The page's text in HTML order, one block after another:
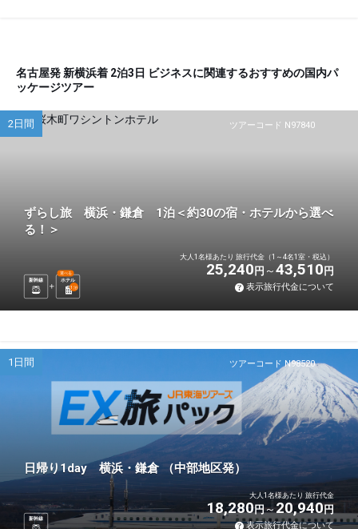
名古屋発 新横浜着 2泊3日 ビジネスに関連するおすすめの国内パ
ッケージツアー
ツアーコード N97840
2日間
ずらし旅 横浜・鎌倉 1泊＜約30の宿・ホテルから選べ
る！＞
新幹線 ホテル
選べる
1 泊
大人1名様あたり 旅行代金（1～4名1室・税込）
25,240 円 43,510 円
表示旅行代金について
ツアーコード N98520
1日間
日帰り1day 横浜・鎌倉 （中部地区発）
新幹線
大人1名様あたり 旅行代金
18,280円 20,940円
表示旅行代金について